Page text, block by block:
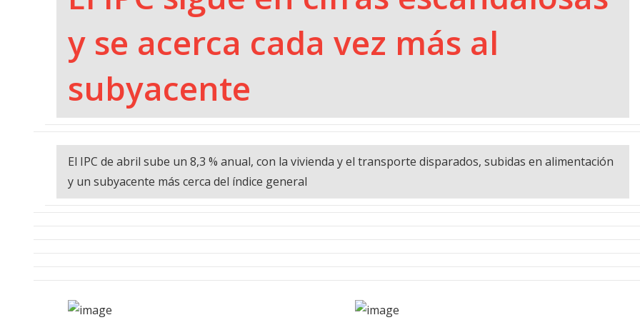
y se acerca cada vez más al
subyacente
El IPC de abril sube un 8,3 % anual, con la vivienda y el transporte disparados, subidas en alimentación
y un subyacente más cerca del índice general